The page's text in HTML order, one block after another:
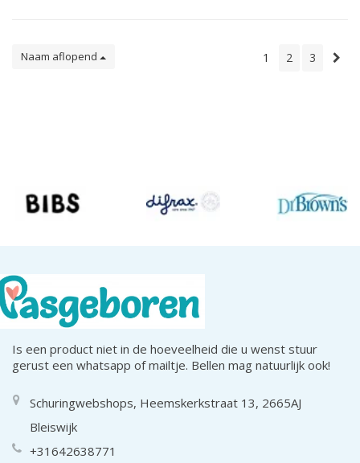
Naam aflopend 1 2 3
Is een product niet in de hoeveelheid die u wenst stuur
gerust een whatsapp of mailtje. Bellen mag natuurlijk ook!
Schuringwebshops, Heemskerkstraat 13, 2665AJ
Bleiswijk
+31642638771